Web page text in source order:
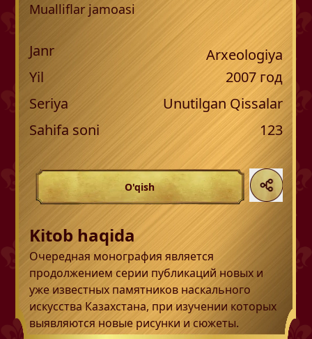
Mualliflar jamoasi
Janr
Arxeologiya
Yil
2007год
Seriya
Unutilgan Qissalar
Sahifa soni
123
O'qish
Kitob haqida
Очередная монография является
продолжением серии публикаций новых и
уже известных памятников наскального
искусства Казахстана, при изучении которых
выявляются новые рисунки и сюжеты.